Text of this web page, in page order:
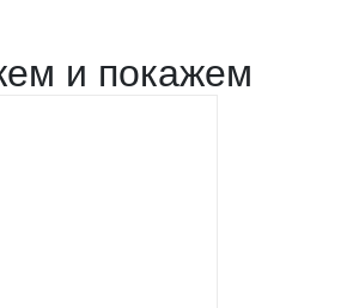
и покажем